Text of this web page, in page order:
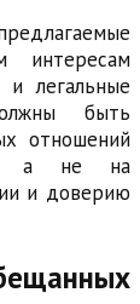
интересам
легальные
быть
отношений
а не на
и доверию